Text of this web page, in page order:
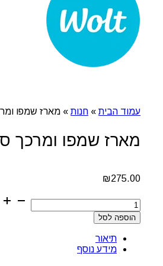
עמוד הבית » חנות » מארז שמפו
מארז שמפו ומרכך
₪275.00
כמות
של
מארז
ומרכך
סילבר
הוספה לסל
תיאור
מידע נוסף